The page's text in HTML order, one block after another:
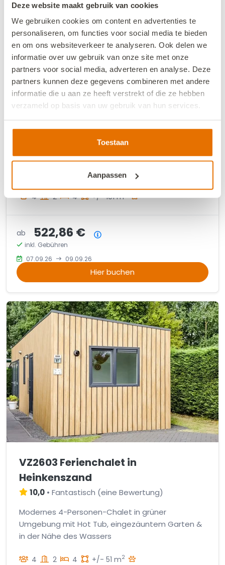
Deze website maakt gebruik van cookies
We gebruiken cookies om content en advertenties te
personaliseren, om functies voor social media te bieden
en om ons websiteverkeer te analyseren. Ook delen we
informatie over uw gebruik van onze site met onze
partners voor social media, adverteren en analyse. Deze
partners kunnen deze gegevens combineren met andere
informatie die u aan ze heeft verstrekt of die ze hebben
verzameld op basis van uw gebruik van hun services.
We werken samen met13 derdendie uw gegevens
kunnen ontvangen en verwerken.
Toestaan
Aanpassen
VZ2601 Vakantiewoning
4 2 4 +/- 101 m
ab 522,86 €
inkl. Gebühren
07.09.26
09.09.26
Hier buchen
VZ2603 Ferienchalet in
Heinkenszand
10,0 • Fantastisch (eine Bewertung)
Modernes 4-Personen-Chalet in grüner
Umgebung mit Hot Tub, eingezäuntem Garten &
in der Nähe des Wassers
4 2 4 +/- 51 m2